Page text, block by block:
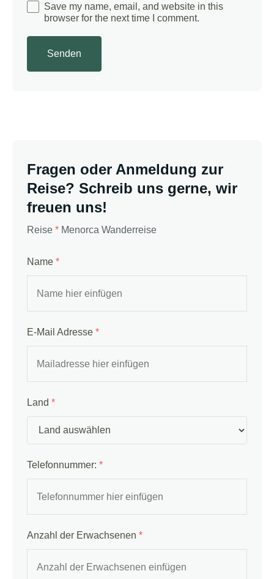
Save my name, email, and website in this
browser for the next time I comment.
Fragen oder Anmeldung zur
Reise? Schreib uns gerne, wir
freuen uns!
Reise * Menorca Wanderreise
Name *
E-Mail Adresse *
Land *
Telefonnummer: *
Anzahl der Erwachsenen *